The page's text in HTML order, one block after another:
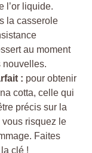
l’or liquide.
la casserole
au moment
nouvelles.
: pour obtenir
cotta, celle qui
précis sur la
vous risquez le
Faites
clé !